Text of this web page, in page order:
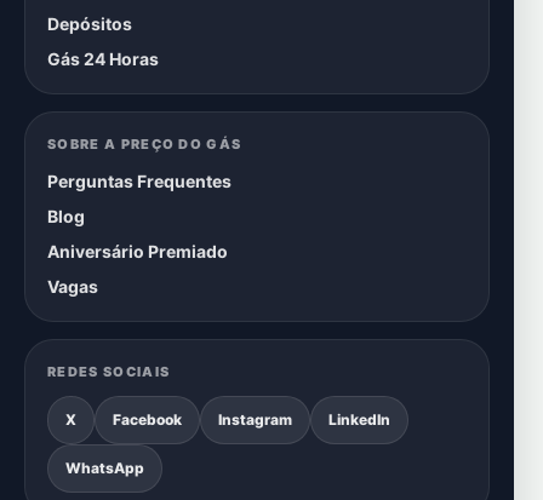
Depósitos
Gás 24 Horas
SOBRE A PREÇO DO GÁS
Perguntas Frequentes
Blog
Aniversário Premiado
Vagas
REDES SOCIAIS
X Facebook Instagram LinkedIn
WhatsApp